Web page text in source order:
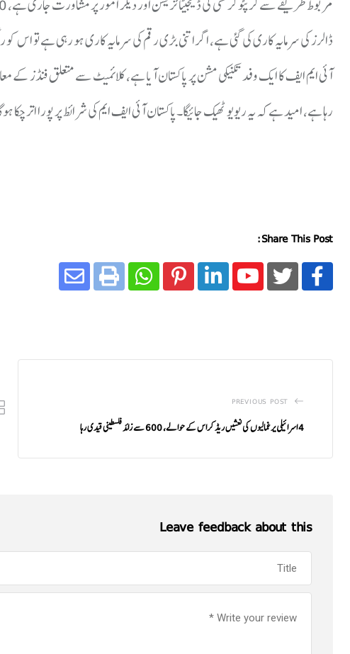
ڈالرز کی سرمایہ کاری کی گئی ہے، اگراتنی بڑی رقم کی سرمایہ کاری ہو رہی ہے تو
رہا ہے، امید ہے کہ یہ ریویو ٹھیک جائیگا۔پاکستان آئی ایف ایم کی شرائط پر پورا اترچکا
Share This Post:
PREVIOUS POST
4 اسرائیلی یرغمالیوں کی نعشیں ریڈ کراس کے حوالے، 600 سے زائد فلسطینی قیدی رہا
Leave feedback about this